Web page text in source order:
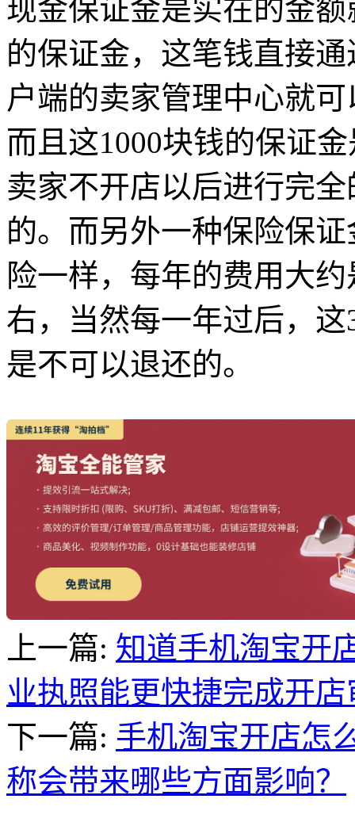
现金保证金是实在的金额
的保证金，这笔钱直接
户端的卖家管理中心就
而且这1000块钱的保证
卖家不开店以后进行完
的。而另外一种保险保
险一样，每年的费用大
右，当然每一年过后，
是不可以退还的。
上一篇: 知道手机淘宝开
业执照能更快捷完成开店
下一篇: 手机淘宝开店怎
称会带来哪些方面影响？